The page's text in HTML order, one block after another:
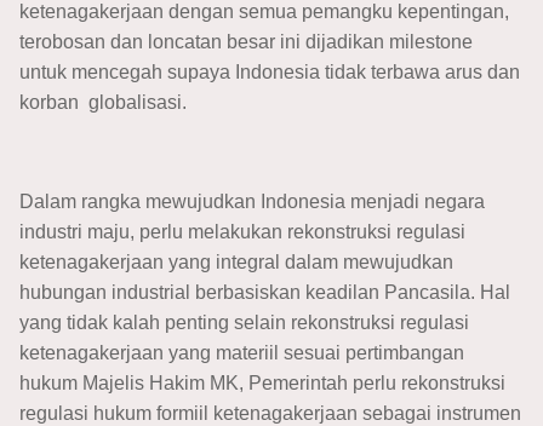
ketenagakerjaan dengan semua pemangku kepentingan,
terobosan dan loncatan besar ini dijadikan milestone
untuk mencegah supaya Indonesia tidak terbawa arus dan
korban globalisasi.
Dalam rangka mewujudkan Indonesia menjadi negara
industri maju, perlu melakukan rekonstruksi regulasi
ketenagakerjaan yang integral dalam mewujudkan
hubungan industrial berbasiskan keadilan Pancasila. Hal
yang tidak kalah penting selain rekonstruksi regulasi
ketenagakerjaan yang materiil sesuai pertimbangan
hukum Majelis Hakim MK, Pemerintah perlu rekonstruksi
regulasi hukum formiil ketenagakerjaan sebagai instrumen